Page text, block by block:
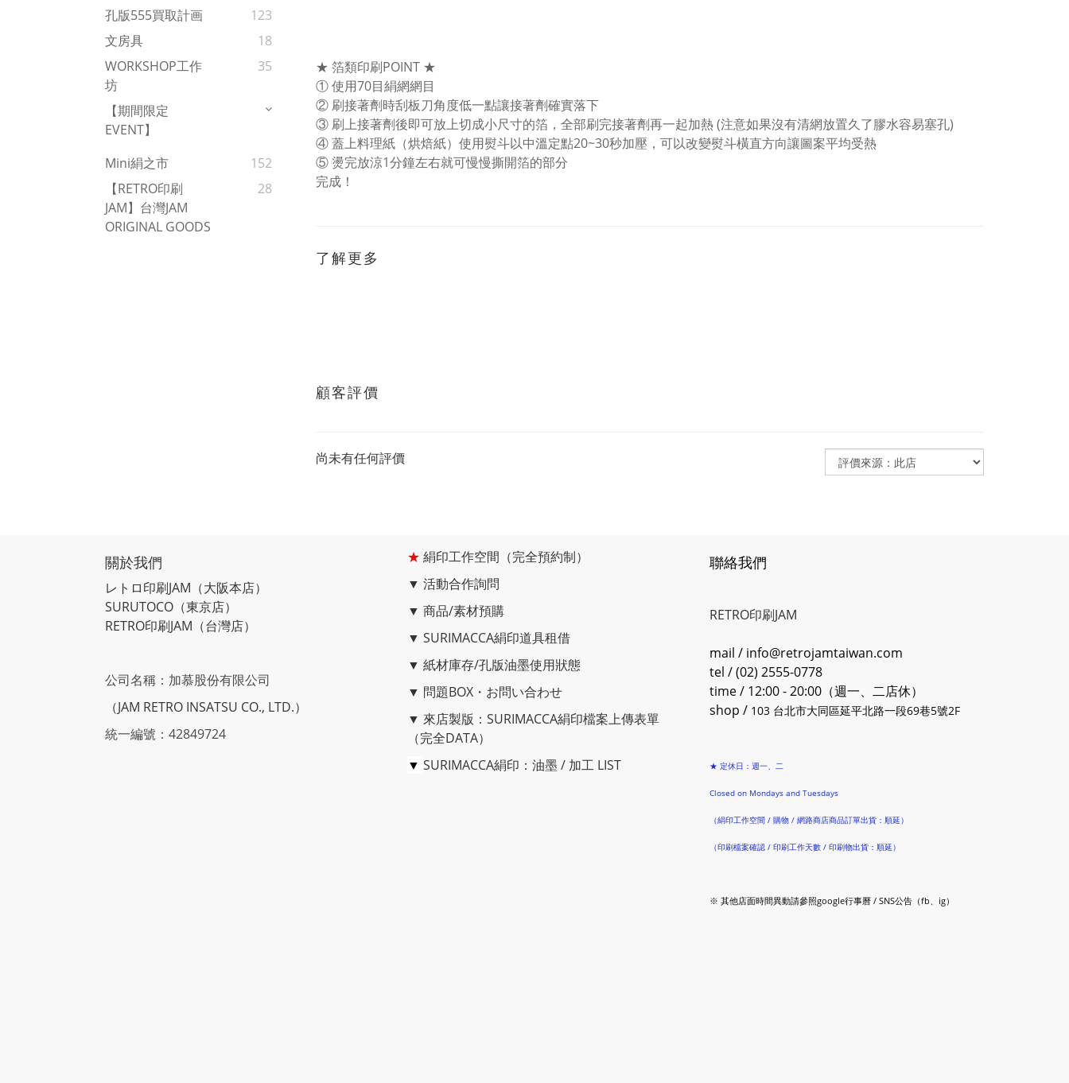
孔版555買取計画
123
文房具
18
WORKSHOP工作
坊
35
【期間限定
EVENT】
Mini絹之市
152
【RETRO印刷
JAM】台灣JAM
ORIGINAL GOODS
28
★ 箔類印刷POINT ★
① 使用70目絹網網目
② 刷接著劑時刮板刀角度低一點讓接著劑確實落下
③ 刷上接著劑後即可放上切成小尺寸的箔，全部刷完接著劑再一起加熱 (注意如果沒有清網放置久了膠水容易塞孔)
④ 蓋上料理紙（烘焙紙）使用熨斗以中溫定點20~30秒加壓，可以改變熨斗橫直方向讓圖案平均受熱
⑤ 燙完放涼1分鐘左右就可慢慢撕開箔的部分
完成！
了解更多
顧客評價
尚未有任何評價
關於我們
レトロ印刷JAM （大阪本店）
SURUTOCO （東京店）
RETRO印刷JAM （台灣店）
公司名稱：加慕股份有限公司
（JAM RETRO INSATSU CO., LTD.）
統一編號：42849724
★ 絹印工作空間（完全預約制）
▼ 活動合作詢問
▼ 商品/素材預購
▼ SURIMACCA絹印道具租借
▼ 紙材庫存/孔版油墨使用狀態
▼ 問題BOX・お問い合わせ
▼ 來店製版：SURIMACCA絹印檔案上傳表單
（完全DATA）
▼ SURIMACCA絹印：油墨 / 加工 LIST
聯絡我們
RETRO印刷JAM
mail / info@retrojamtaiwan.com
tel / (02) 2555-0778
time / 12:00 - 20:00（週一、二店休）
shop / 103 台北市大同區延平北路一段69巷5號2F
★ 定休日：週一、二
Closed on Mondays and Tuesdays
（絹印工作空間 / 購物 / 網路商店商品訂單出貨：順延）
（印刷檔案確認 / 印刷工作天數 / 印刷物出貨：順延）
※ 其他店面時間異動請參照google行事曆 / SNS公告（fb、ig）